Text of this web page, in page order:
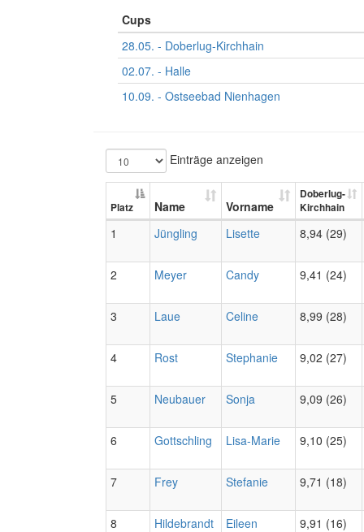
Cups
28.05. - Doberlug-Kirchhain
02.07. - Halle
10.09. - Ostseebad Nienhagen
Einträge anzeigen
Platz Name Vorname
Doberlug-
Kirchhain
1 Jüngling Lisette 8,94 (29)
2 Meyer Candy 9,41 (24)
3 Laue Celine 8,99 (28)
4 Rost Stephanie 9,02 (27)
5 Neubauer Sonja 9,09 (26)
6 Gottschling Lisa-Marie 9,10 (25)
7 Frey Stefanie 9,71 (18)
8 Hildebrandt Eileen 9,91 (16)